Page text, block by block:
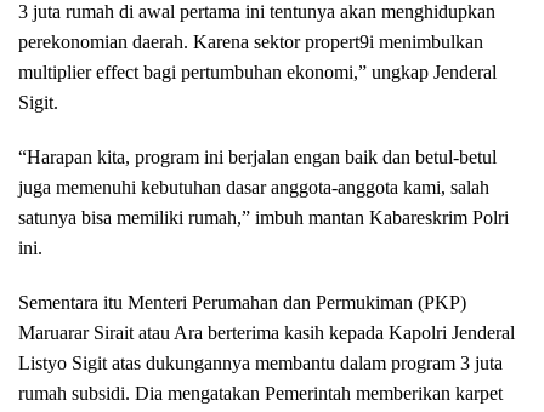
3 juta rumah di awal pertama ini tentunya akan menghidupkan
perekonomian daerah. Karena sektor propert9i menimbulkan
multiplier effect bagi pertumbuhan ekonomi,” ungkap Jenderal
Sigit.
“Harapan kita, program ini berjalan engan baik dan betul-betul
juga memenuhi kebutuhan dasar anggota-anggota kami, salah
satunya bisa memiliki rumah,” imbuh mantan Kabareskrim Polri
ini.
Sementara itu Menteri Perumahan dan Permukiman (PKP)
Maruarar Sirait atau Ara berterima kasih kepada Kapolri Jenderal
Listyo Sigit atas dukungannya membantu dalam program 3 juta
rumah subsidi. Dia mengatakan Pemerintah memberikan karpet